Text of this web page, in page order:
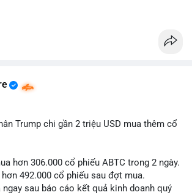
Trump chi gần 2 triệu USD mua thêm cổ
hơn 306.000 cổ phiếu ABTC trong 2 ngày.
492.000 cổ phiếu sau đợt mua.
ngay sau báo cáo kết quả kinh doanh quý